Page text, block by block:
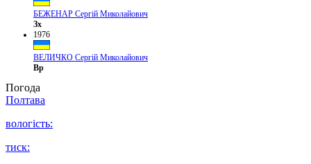
БЕЖЕНАР Сергій Миколайович
Зх
1976
ВЕЛИЧКО Сергій Миколайович
Вр
Погода
Полтава
вологість:
тиск: